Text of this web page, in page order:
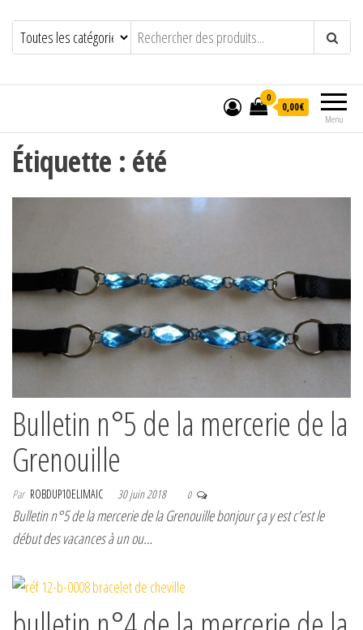
Menu
0
0,00€
Étiquette : été
Bulletin n°5 de la mercerie de la
Grenouille
Par ROBDUP10ELIMAIC 30 juin 2018 0
Bulletin n°5 de la mercerie de la Grenouille bonjour ça y est c’est le
début des vacances à un ou…